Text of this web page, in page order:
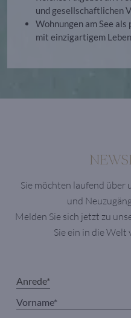
und gesellschaftlichen
Wohnungen am See
mit einzigartigem
Sie möchten laufend über
und
Melden Sie sich jetzt zu
Sie ein in die Welt